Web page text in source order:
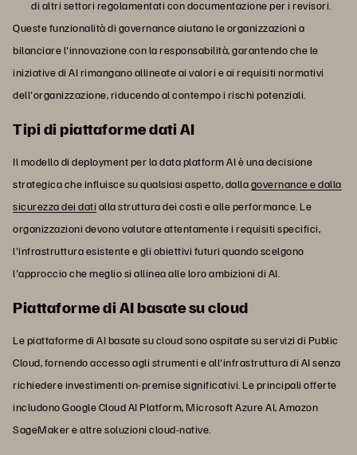
di altri settori regolamentati con documentazione per i revisori.
Queste funzionalità di governance aiutano le organizzazioni a
bilanciare l'innovazione con la responsabilità, garantendo che le
iniziative di AI rimangano allineate ai valori e ai requisiti normativi
dell'organizzazione, riducendo al contempo i rischi potenziali.
Tipi di piattaforme dati AI
Il modello di deployment per la data platform AI è una decisione
strategica che influisce su qualsiasi aspetto, dallagovernance e dalla
sicurezza dei dati alla struttura dei costi e alle performance. Le
organizzazioni devono valutare attentamente i requisiti specifici,
l'infrastruttura esistente e gli obiettivi futuri quando scelgono
l'approccio che meglio si allinea alle loro ambizioni di AI.
Piattaforme di AI basate su cloud
Le piattaforme di AI basate su cloud sono ospitate su servizi di Public
Cloud, fornendo accesso agli strumenti e all'infrastruttura di AI senza
richiedere investimenti on-premise significativi. Le principali offerte
includono Google Cloud AI Platform, Microsoft Azure AI, Amazon
SageMaker e altre soluzioni cloud-native.